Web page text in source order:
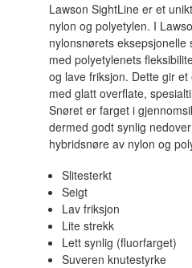
Lawson SightLine er et
nylon og polyetylen. I
nylonsnørets eksepsjonelle
med polyetylenets
og lave friksjon. Dette gir
med glatt overflate,
Snøret er farget i
dermed godt synlig
hybridsnøre av nylon og
Slitesterkt
Seigt
Lav friksjon
Lite strekk
Lett synlig (fluorfarget)
Suveren knutestyrke